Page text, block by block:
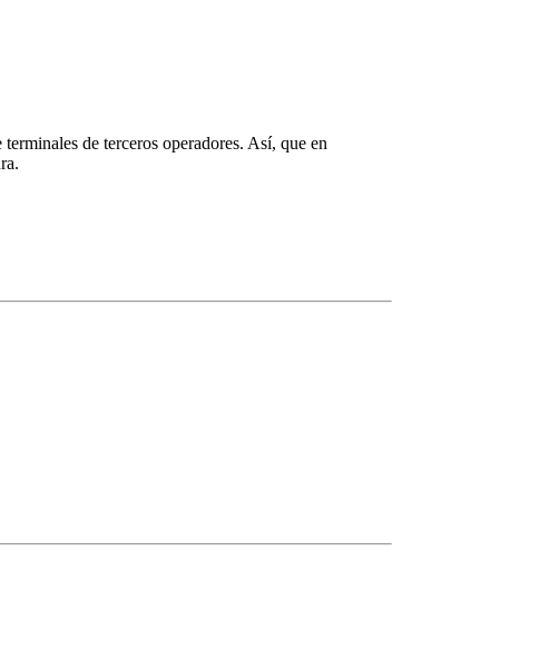
de terceros operadores. Así, que en